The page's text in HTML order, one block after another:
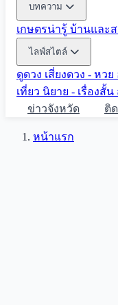
บทความ
เกษตรน่ารู้ บ้านและ
ไลฟ์สไตล์
ดูดวง เสี่ยงดวง - หวย
เที่ยว นิยาย - เรื่องสั้น
ข่าวจังหวัด
ติ
หน้าแรก